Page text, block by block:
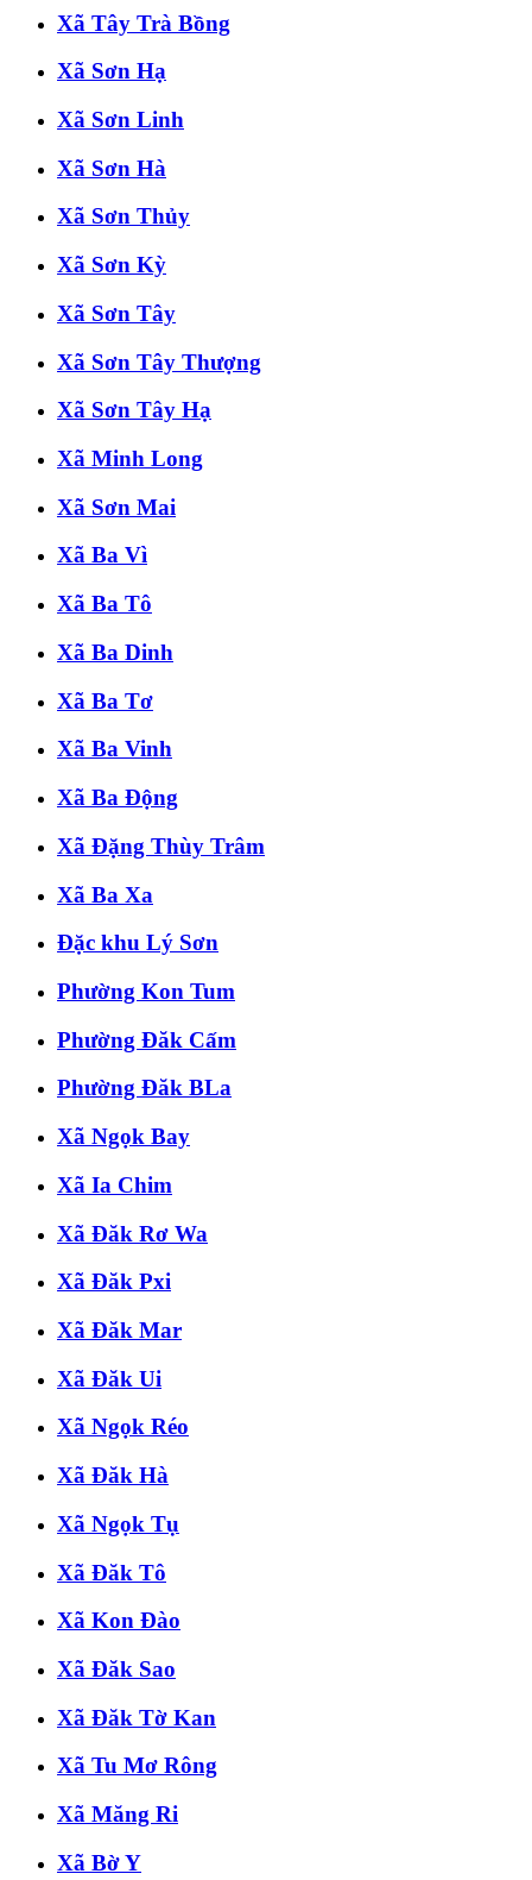
Xã Tây Trà Bồng
Xã Sơn Hạ
Xã Sơn Linh
Xã Sơn Hà
Xã Sơn Thủy
Xã Sơn Kỳ
Xã Sơn Tây
Xã Sơn Tây Thượng
Xã Sơn Tây Hạ
Xã Minh Long
Xã Sơn Mai
Xã Ba Vì
Xã Ba Tô
Xã Ba Dinh
Xã Ba Tơ
Xã Ba Vinh
Xã Ba Động
Xã Đặng Thùy Trâm
Xã Ba Xa
Đặc khu Lý Sơn
Phường Kon Tum
Phường Đăk Cấm
Phường Đăk BLa
Xã Ngọk Bay
Xã Ia Chim
Xã Đăk Rơ Wa
Xã Đăk Pxi
Xã Đăk Mar
Xã Đăk Ui
Xã Ngọk Réo
Xã Đăk Hà
Xã Ngọk Tụ
Xã Đăk Tô
Xã Kon Đào
Xã Đăk Sao
Xã Đăk Tờ Kan
Xã Tu Mơ Rông
Xã Măng Ri
Xã Bờ Y